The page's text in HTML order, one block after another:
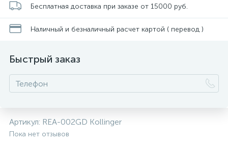
Бесплатная доставка при заказе от 15000 руб.
Наличный и безналичный расчет картой ( перевод )
Быстрый заказ
Артикул: REA-002GD Kollinger
Пока нет отзывов